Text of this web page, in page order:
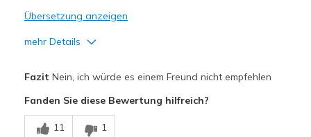
Übersetzung anzeigen
mehr Details
Foot Pain
Fazit Nein, ich würde es einem Freund nicht empfehlen
Fanden Sie diese Bewertung hilfreich?
11 1